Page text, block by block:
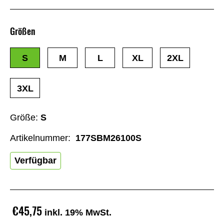
€45,75 inkl. 19% MwSt.
Größe: S
Verfügbar
Größen
S M L XL 2XL
3XL
Artikelnummer: 177SBM26100S